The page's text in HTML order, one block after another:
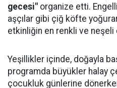
gecesi" organize etti.
aşçılar gibi çiğ köfte
etkinliğin en renkli ve neşeli
Yeşillikler içinde, doğayla
programda büyükler halay
çocukluk günlerine